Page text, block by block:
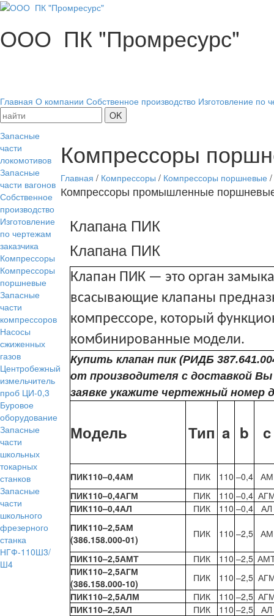
ООО ПК "Промресурс"
Главная О компании Собственное производство Изготовление по
Запасные
части
локомотивов
Запасные
части вагонов
Собственное
производство
Изготовление
по чертежам
заказчика
Компрессоры
Компрессоры
поршневые
Запасные
части
компрессоров
Насосы
сжиженных
газов
Центробежный
измельчитель
проб ЦИ-0,3
Буровое
оборудование
Запасные
части
школьных
токарных
станков
Запасные
части
школьного
фрезерного
станка
НГФ-110Ш3/
Ш4
Компрессоры
Главная / Компрессоры / Компрессоры поршневые /
Компрессоры промышленные
Клапана ПИК
Клапана ПИК
Клапан ПИК — это орган
всасывающие клапаны
компрессоре, который
комбинированные модели.
Купить клапан пик (РИДБ
от производителя с доставкой
заявке укажите чертежный номер
Модель Тип a b c
ПИК110–0,4АМ ПИК 110 –0,4
АМ
ПИК110–0,4АГМ
ПИК 110 –0,4
ПИК110–0,4АЛ
ПИК 110 –0,4
АЛ
ПИК110–2,5АМ
(386.158.000-01)
ПИК 110 –2,5 АМ
ПИК110–2,5АМТ ПИК 110 –2,5
ПИК110–2,5АГМ
(386.158.000-10)
ПИК 110 –2,5
ПИК110–2,5АЛМ
ПИК 110 –2,5
ПИК110–2,5АЛ
ПИК 110 –2,5
АЛ